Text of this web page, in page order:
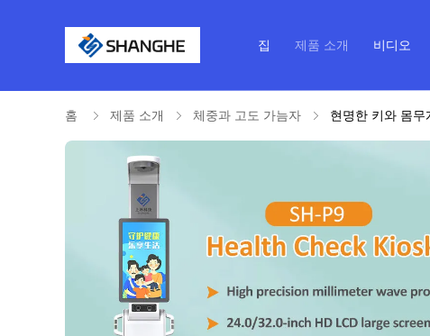
집 제품 소개 비디오
홈 제품 소개 체중과 고도 가늠자 현명한 키와 몸